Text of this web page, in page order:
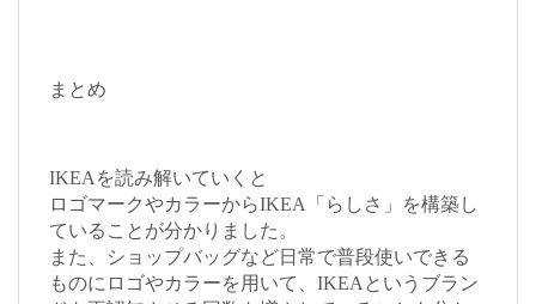
まとめ
IKEAを読み解いていくと
ロゴマークやカラーからIKEA「らしさ」を構築し
ていることが分かりました。
また、ショップバッグなど日常で普段使いできる
ものにロゴやカラーを用いて、IKEAというブラン